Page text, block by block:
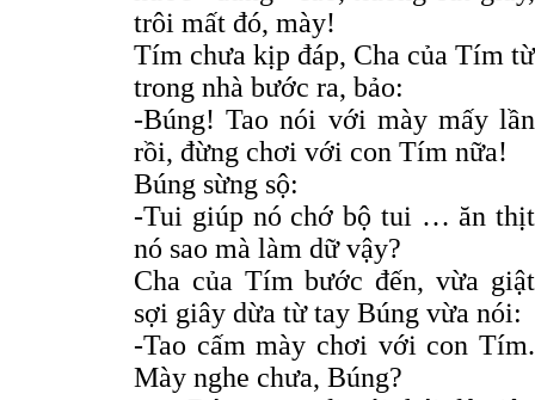
trôi mất đó, mày!
Tím chưa kịp đáp, Cha của Tím từ
trong nhà bước ra, bảo:
-Búng! Tao nói với mày mấy lần
rồi, đừng chơi với con Tím nữa!
Búng sừng sộ:
-Tui giúp nó chớ bộ tui … ăn thịt
nó sao mà làm dữ vậy?
Cha của Tím bước đến, vừa giật
sợi giây dừa từ tay Búng vừa nói:
-Tao cấm mày chơi với con Tím.
Mày nghe chưa, Búng?